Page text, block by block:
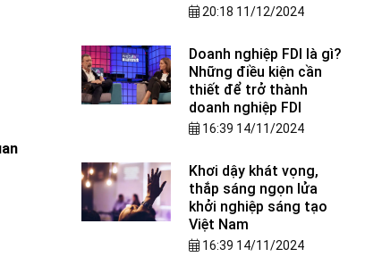
20:18 11/12/2024
Doanh nghiệp FDI là gì?
Những điều kiện cần
thiết để trở thành
doanh nghiệp FDI
16:39 14/11/2024
Khơi dậy khát vọng,
thắp sáng ngọn lửa
khởi nghiệp sáng tạo
Việt Nam
16:39 14/11/2024